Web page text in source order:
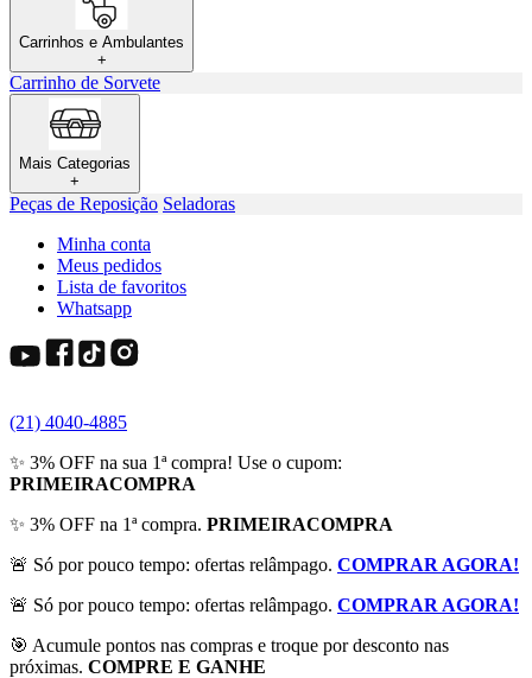
Carrinhos e Ambulantes
+
Carrinho de Sorvete
Mais Categorias
+
Peças de Reposição Seladoras
Minha conta
Meus pedidos
Lista de favoritos
Whatsapp
(21) 4040-4885
✨ 3% OFF na sua 1ª compra! Use o cupom:
PRIMEIRACOMPRA
✨ 3% OFF na 1ª compra. PRIMEIRACOMPRA
🚨 Só por pouco tempo: ofertas relâmpago. COMPRAR AGORA!
🚨 Só por pouco tempo: ofertas relâmpago. COMPRAR AGORA!
🎯 Acumule pontos nas compras e troque por desconto nas
próximas. COMPRE E GANHE